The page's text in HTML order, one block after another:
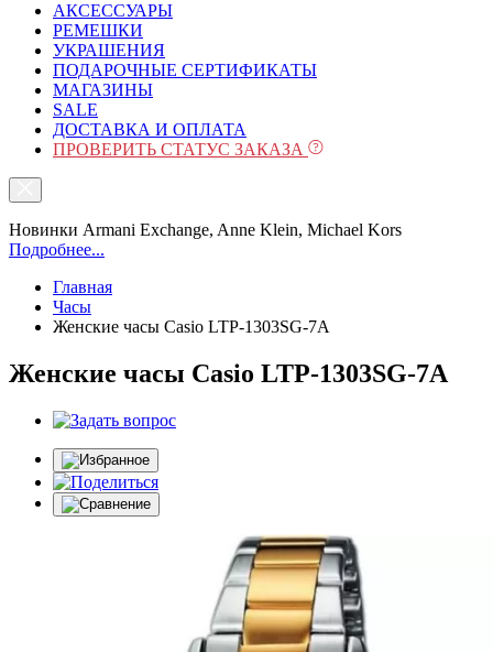
АКСЕССУАРЫ
РЕМЕШКИ
УКРАШЕНИЯ
ПОДАРОЧНЫЕ СЕРТИФИКАТЫ
МАГАЗИНЫ
SALE
ДОСТАВКА И ОПЛАТА
ПРОВЕРИТЬ СТАТУС ЗАКАЗА
Новинки Armani Exchange, Anne Klein, Michael Kors
Подробнее...
Главная
Часы
Женские часы Casio LTP-1303SG-7A
Женские часы Casio LTP-1303SG-7A